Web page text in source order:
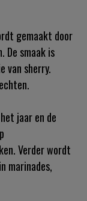
gemaakt door
smaak is
van sherry.
jaar en de
Verder wordt
marinades,